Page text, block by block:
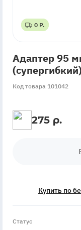
0 Р.
0 Р.
Адаптер 95
Код товара 101042
275 р.
Купить по
Статус